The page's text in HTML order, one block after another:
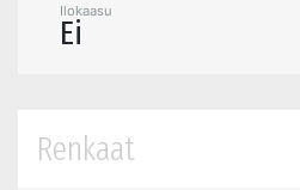
Ilokaasu
Ei
Renkaat